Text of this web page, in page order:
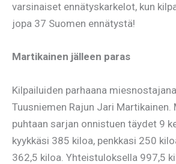
varsinaiset ennätyskarkelot, kun
jopa 37 Suomen ennätystä!
Martikainen jälleen paras
Kilpailuiden parhaana
Tuusniemen Rajun Jari Martikainen.
puhtaan sarjan onnistuen täydet 9
kyykkäsi 385 kiloa, penkkasi 250
362,5 kiloa. Yhteistuloksella 997,5